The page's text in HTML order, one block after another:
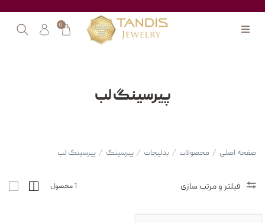
0
پیرسینگ لب
صفحه اصلی / محصولات / بدلیجات / پیرسینگ / پیرسینگ لب
فیلتر و مرتب سازی 1 محصول